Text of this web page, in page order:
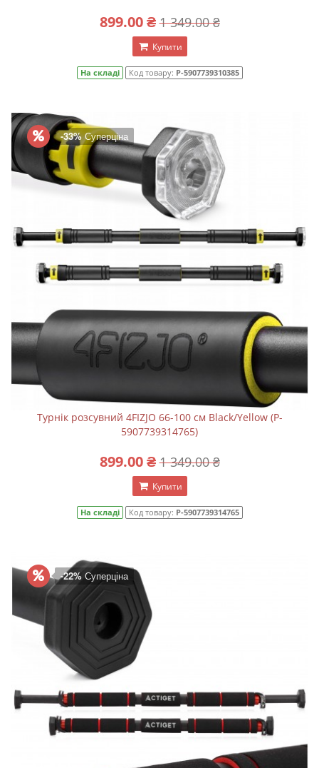
899.00 ₴ 1 349.00 ₴
Купити
На складі Код товару: P-5907739310385
-33%Суперціна
Турнік розсувний 4FIZJO 66-100 см Black/Yellow (P-
5907739314765)
899.00 ₴ 1 349.00 ₴
Купити
На складі Код товару: P-5907739314765
-22% Суперціна